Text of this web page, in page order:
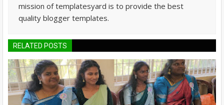
mission of templatesyard is to provide the best
quality blogger templates.
RELATED POSTS